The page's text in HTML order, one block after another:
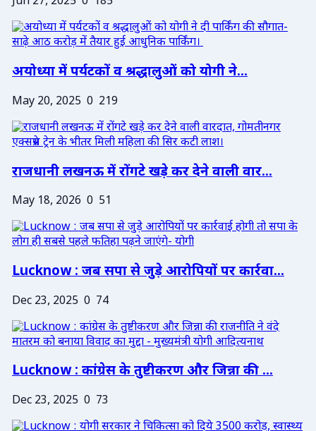
अयोध्या में पर्यटकों व श्रद्धालुओं को योगी ने...
May 20, 2025 0 219
राजधानी लखनऊ में रोंगटे खड़े कर देने वाली वार...
May 18, 2026 0 51
Lucknow : जब सपा से जुड़े आरोपियों पर कार्रवा...
Dec 23, 2025 0 74
Lucknow : कांग्रेस के तुष्टीकरण और जिन्ना की ...
Dec 23, 2025 0 73